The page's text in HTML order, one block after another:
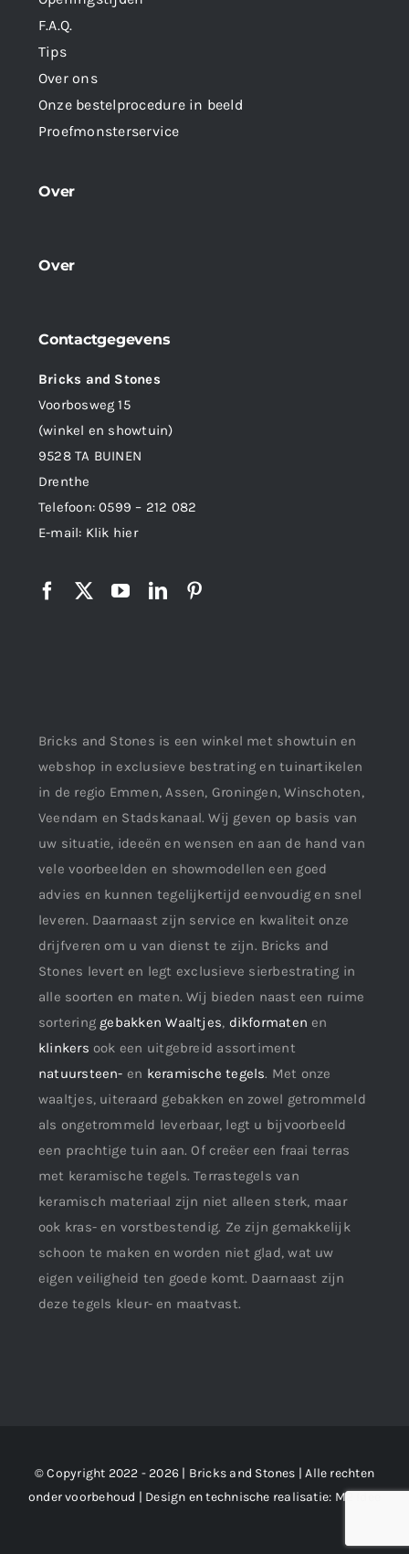
F.A.Q.
Tips
Over ons
Onze bestelprocedure in beeld
Proefmonsterservice
Over
Over
Contactgegevens
Bricks and Stones
Voorbosweg 15
(winkel en showtuin)
9528 TA BUINEN
Drenthe
Telefoon:0599 – 212 082
E-mail: Klik hier
Bricks and Stones is een winkel met showtuin en
webshop in exclusieve bestrating en tuinartikelen
in de regio Emmen, Assen, Groningen, Winschoten,
Veendam en Stadskanaal. Wij geven op basis van
uw situatie, ideeën en wensen en aan de hand van
vele voorbeelden en showmodellen een goed
advies en kunnen tegelijkertijd eenvoudig en snel
leveren. Daarnaast zijn service en kwaliteit onze
drijfveren om u van dienst te zijn. Bricks and
Stones levert en legt exclusieve sierbestrating in
alle soorten en maten. Wij bieden naast een ruime
sortering gebakken Waaltjes, dikformaten en
klinkers ook een uitgebreid assortiment
natuursteen- en keramische tegels. Met onze
waaltjes, uiteraard gebakken en zowel getrommeld
als ongetrommeld leverbaar, legt u bijvoorbeeld
een prachtige tuin aan. Of creëer een fraai terras
met keramische tegels. Terrastegels van
keramisch materiaal zijn niet alleen sterk, maar
ook kras- en vorstbestendig. Ze zijn gemakkelijk
schoon te maken en worden niet glad, wat uw
eigen veiligheid ten goede komt. Daarnaast zijn
deze tegels kleur- en maatvast.
© Copyright 2022 - 2026 | Bricks and Stones | Alle rechten
onder voorbehoud | Design en technische realisatie: M2 !dee